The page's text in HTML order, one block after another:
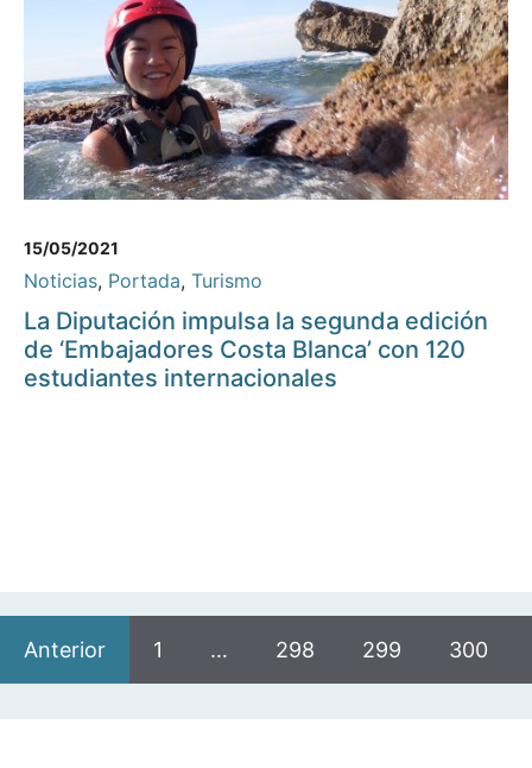
15/05/2021
Noticias, Portada, Turismo
La Diputación impulsa la segunda edición
de ‘Embajadores Costa Blanca’ con 120
estudiantes internacionales
Anterior 1 … 298 299 300